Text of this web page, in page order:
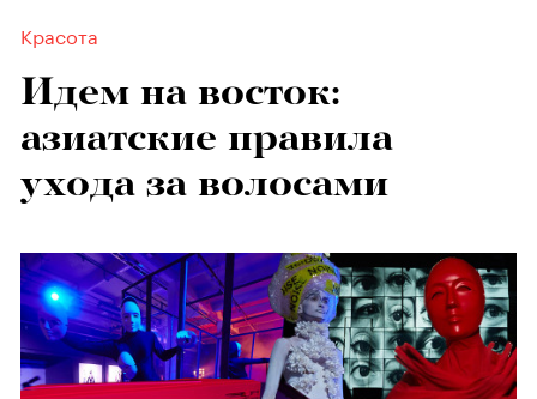
Красота
Идем на восток:
азиатские правила
ухода за волосами